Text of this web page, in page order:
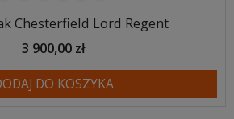
Chesterfield Lord Regent
3 900,00 zł
DO KOSZYKA